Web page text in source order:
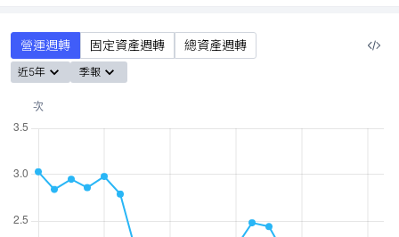
營運週轉 固定資產週轉 總資產週轉
近5年 季報